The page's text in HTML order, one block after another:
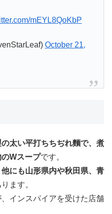
mEYL8QoKbP
October 21,
太い平打ちちぢれ麵で、煮
Wスープです。
にも山形県内や秋田県、青
ます。
、インスパイアを受けた店舗